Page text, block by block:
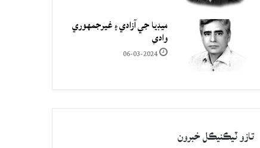
ميڊيا جي آزادي ۽ غيرجمھوري
وادي
06-03-2024
تازو ٽيڪنيڪل خبرون